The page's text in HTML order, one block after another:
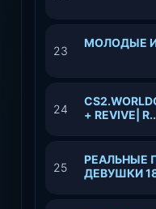
23
МОЛОДЫЕ И
24
+ REVIVE| R..
25
РЕАЛЬНЫЕ
ДЕВУШКИ